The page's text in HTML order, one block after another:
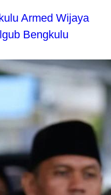
Armed Wijaya
Bengkulu